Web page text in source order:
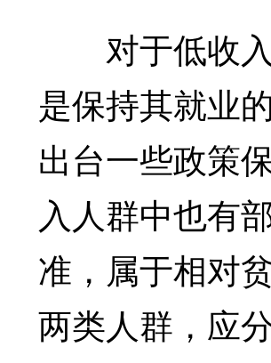
对于低收入
是保持其就业
出台一些政策
入人群中也有
准，属于相对
两类人群，应